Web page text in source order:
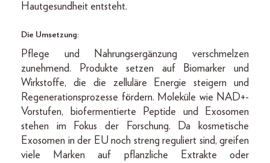
Hautgesundheit entsteht.
Die Umsetzung:
Pflege und Nahrungsergänzung verschmelzen
zunehmend. Produkte setzen auf Biomarker und
Wirkstoffe, die die zelluläre Energie steigern und
Regenerationsprozesse fördern. Moleküle wie NAD+-
Vorstufen, biofermentierte Peptide und Exosomen
stehen im Fokus der Forschung. Da kosmetische
Exosomen in der EU noch streng reguliert sind, greifen
viele Marken auf pflanzliche Extrakte oder